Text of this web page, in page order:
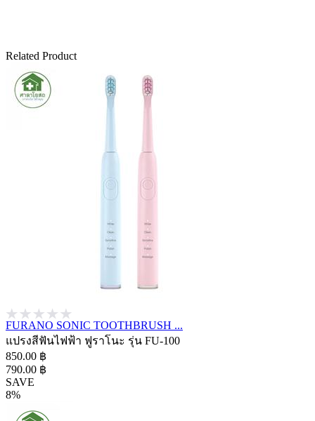
Related Product
FURANO SONIC TOOTHBRUSH ...
แปรงสีฟันไฟฟ้า ฟูราโนะ รุ่น FU-100
850.00 ฿
790.00 ฿
SAVE
8%